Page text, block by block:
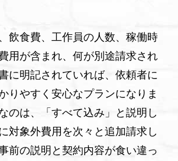
飲食費、工作員の人数、稼働時
用が含まれ、何が別途請求され
に明記されていれば、依頼者に
りやすく安心なプランになりま
のは、「すべて込み」と説明し
対象外費用を次々と追加請求し
前の説明と契約内容が食い違っ